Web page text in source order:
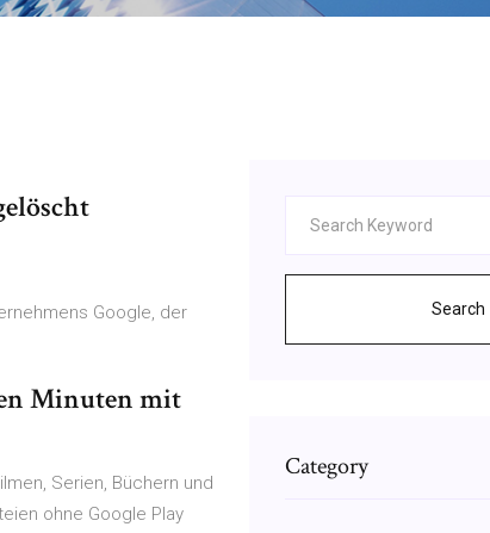
Google, der
Minuten mit
Serien, Büchern und
ohne Google Play
Search
Category